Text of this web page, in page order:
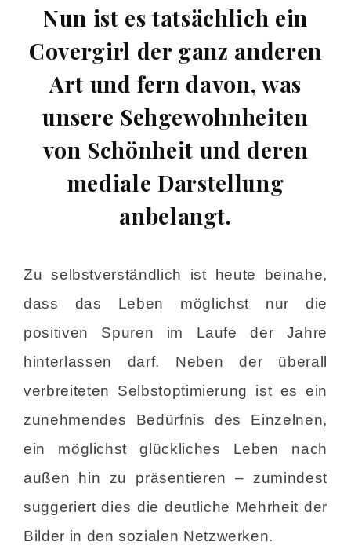
Nun ist es tatsächlich ein
Covergirl der ganz anderen
Art und fern davon, was
unsere Sehgewohnheiten
von Schönheit und deren
mediale Darstellung
anbelangt.
Zu selbstverständlich ist heute beinahe,
dass das Leben möglichst nur die
positiven Spuren im Laufe der Jahre
hinterlassen darf. Neben der überall
verbreiteten Selbstoptimierung ist es ein
zunehmendes Bedürfnis des Einzelnen,
ein möglichst glückliches Leben nach
außen hin zu präsentieren – zumindest
suggeriert dies die deutliche Mehrheit der
Bilder in den sozialen Netzwerken.